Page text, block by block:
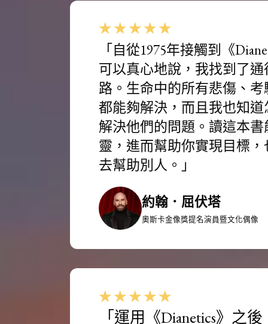
「自從1975年接觸到《
可以真心地說，我找到了
路。生命中的所有悲傷、
都能夠解決，而且我也知
解決他們的問題。讀這本
靈，進而幫助你實現目標
去幫助別人。」
約翰．屈伏塔
奧斯卡金像獎提名演員暨文化偶像
「運用《Dianetics》之